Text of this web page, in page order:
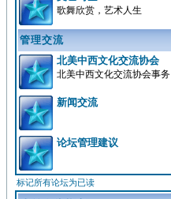
歌舞欣赏，艺术人生
管理交流
北美中西文化交流协会
北美中西文化交流协会事务
新闻交流
论坛管理建议
标记所有论坛为已读